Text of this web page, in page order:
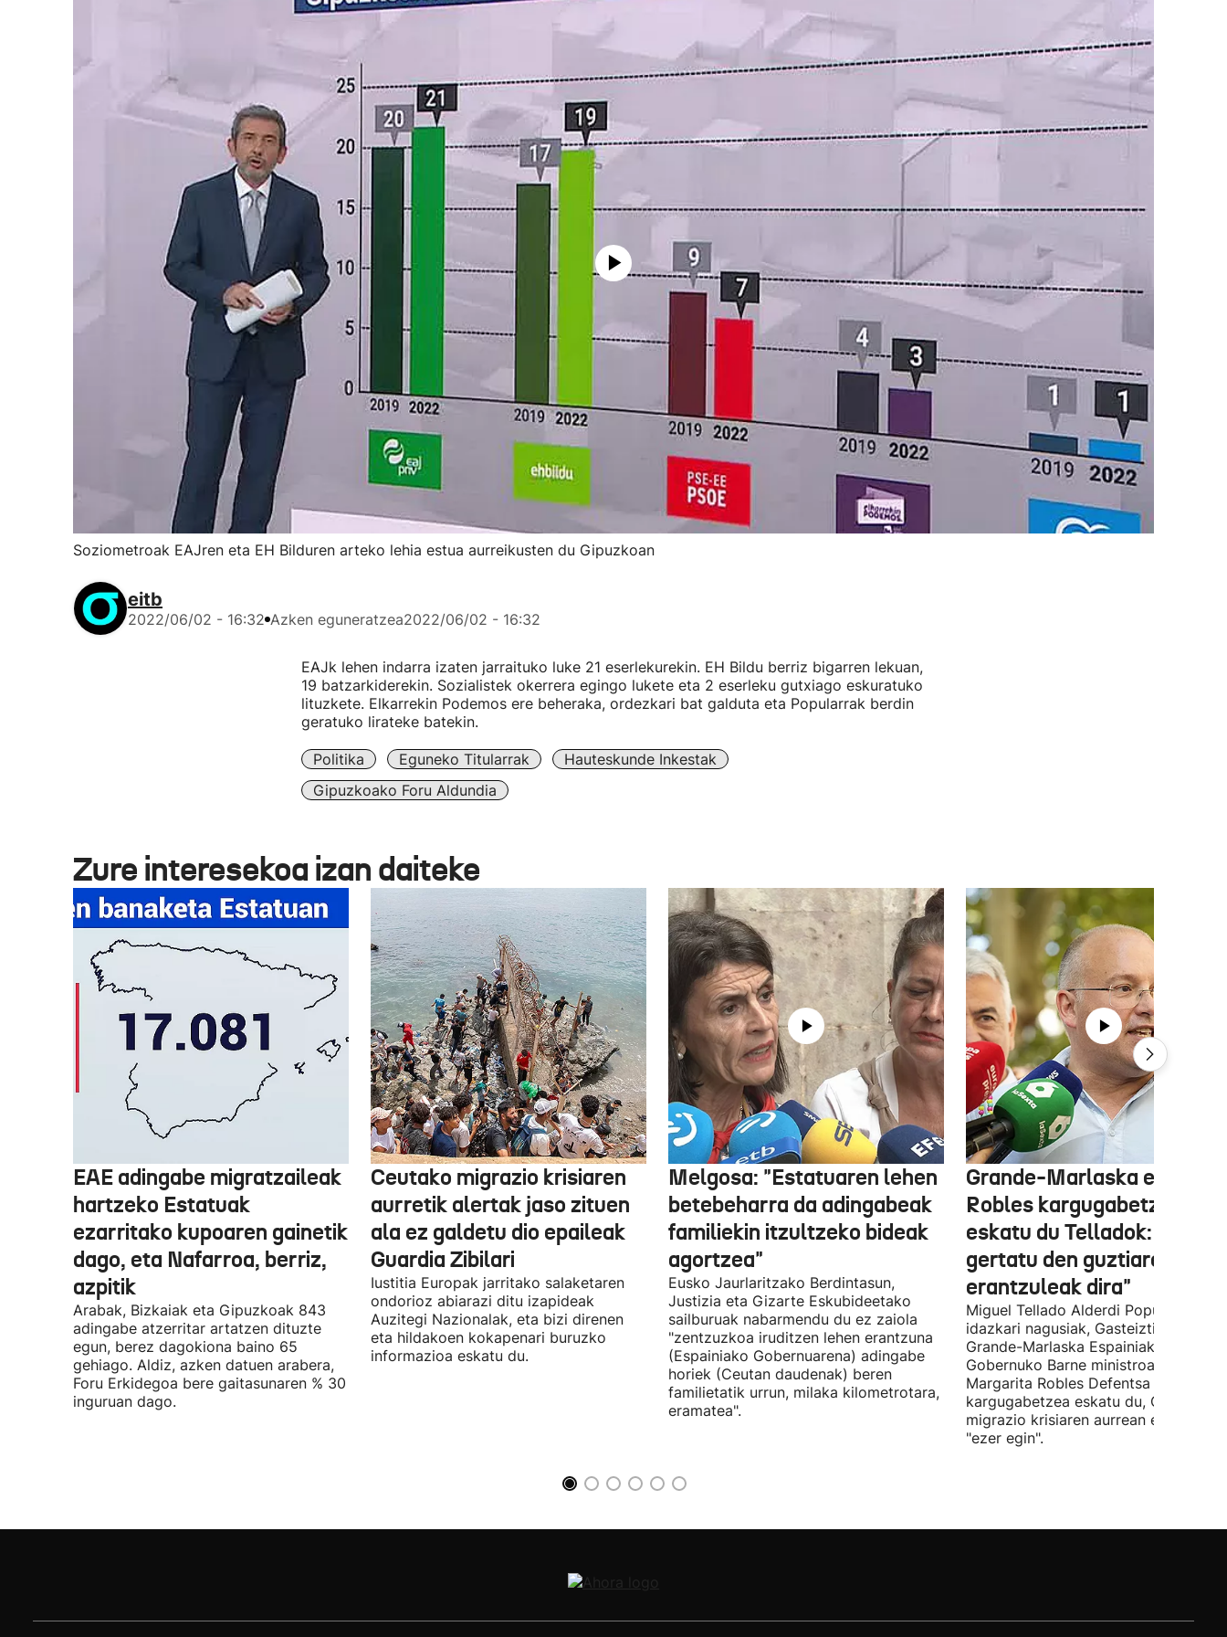
Soziometroak EAJren eta EH Bilduren arteko lehia estua aurreikusten du Gipuzkoan
eitb
2022/06/02 - 16:32 Azken eguneratzea2022/06/02 - 16:32
EAJk lehen indarra izaten jarraituko luke 21 eserlekurekin. EH Bildu berriz bigarren lekuan,
19 batzarkiderekin. Sozialistek okerrera egingo lukete eta 2 eserleku gutxiago eskuratuko
lituzkete. Elkarrekin Podemos ere beheraka, ordezkari bat galduta eta Popularrak berdin
geratuko lirateke batekin.
Politika Eguneko Titularrak
Hauteskunde Inkestak
Gipuzkoako Foru Aldundia
Zure interesekoa izan daiteke
EAE adingabe migratzaileak
hartzeko Estatuak
ezarritako kupoaren gainetik
dago, eta Nafarroa, berriz,
azpitik
Arabak, Bizkaiak eta Gipuzkoak 843
adingabe atzerritar artatzen dituzte
egun, berez dagokiona baino 65
gehiago. Aldiz, azken datuen arabera,
Foru Erkidegoa bere gaitasunaren % 30
inguruan dago.
Ceutako migrazio krisiaren
aurretik alertak jaso zituen
ala ez galdetu dio epaileak
Guardia Zibilari
Iustitia Europak jarritako salaketaren
ondorioz abiarazi ditu izapideak
Auzitegi Nazionalak, eta bizi direnen
eta hildakoen kokapenari buruzko
informazioa eskatu du.
Melgosa: "Estatuaren lehen
betebeharra da adingabeak
familiekin itzultzeko bideak
agortzea"
Eusko Jaurlaritzako Berdintasun,
Justizia eta Gizarte Eskubideetako
sailburuak nabarmendu du ez zaiola
"zentzuzkoa iruditzen lehen erantzuna
(Espainiako Gobernuarena) adingabe
horiek (Ceutan daudenak) beren
familietatik urrun, milaka kilometrotara,
eramatea".
Grande-Marlaska eta
Robles kargugabetzea
eskatu du Telladok:
gertatu den guztiaren
erantzuleak dira"
Miguel Tellado Alderdi Popularraren
idazkari nagusiak, Gasteiztik,
Grande-Marlaska Espainiako
Gobernuko Barne ministroa eta
Margarita Robles Defentsa ministroa
kargugabetzea eskatu du, Ceutako
migrazio krisiaren aurrean ez
"ezer egin".